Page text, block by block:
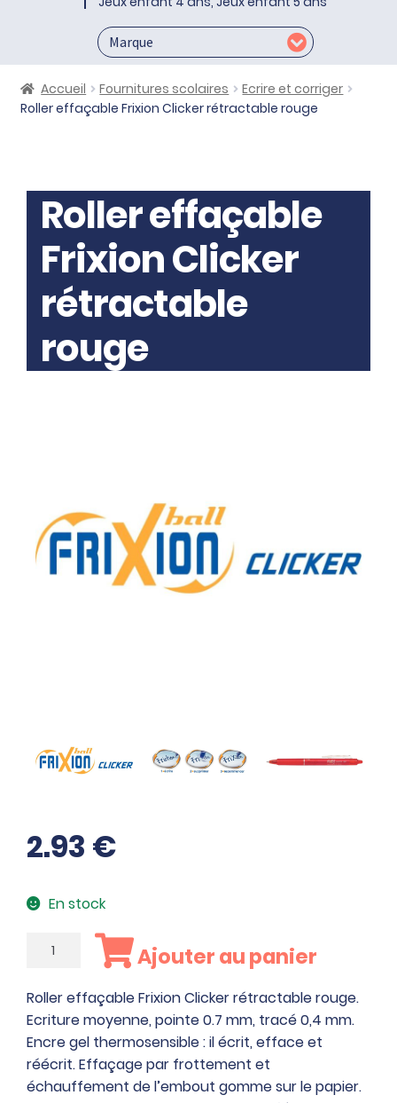
Accueil Fournitures scolaires
Ecrire et corriger
Roller effaçable Frixion Clicker rétractable rouge
Roller effaçable
Frixion Clicker
rétractable
rouge
2.93 €
En stock
quantité
Roller
effaçable
Frixion
Clicker
rétractable
rouge
Ajouter au panier
Roller effaçable Frixion Clicker rétractable rouge.
Ecriture moyenne, pointe 0.7 mm, tracé 0,4 mm.
Encre gel thermosensible : il écrit, efface et
réécrit. Effaçage par frottement et
échauffement de l’embout gomme sur le papier.